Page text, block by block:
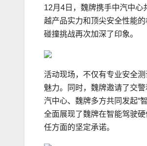
12月4日，魏牌携手中汽中心
越产品实力和顶尖安全性能
碰撞挑战再次加深了印象。
活动现场，不仅有专业安全
魅力。同时，魏牌邀请了交
汽中心、魏牌多方共同发起“
全面展现了魏牌在智能驾驶
任方面的坚定承诺。